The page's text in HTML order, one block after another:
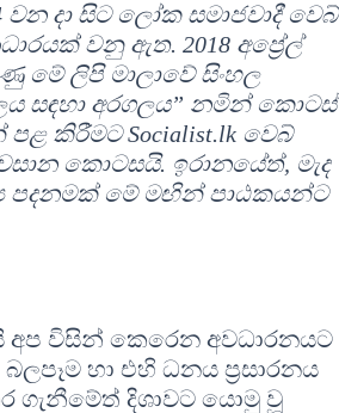
වන දා සිට ලෝක සමාජවාදී වෙබ්
වනු ඇත. 2018 අප්‍රේල්
ලිපි මාලාවේ සිංහල
සඳහා අරගලය” නමින් කොටස්
කිරීමට Socialist.lk වෙබ්
කොටසයි. ඉරානයේත්, මැද
පදනමක් මේ මඟින් පාඨකයන්ට
අප විසින් කෙරෙන අවධාරනයට
හා එහි ධනය ප‍්‍රසාරනය
ගැනීමේත් දිශාවට යොමු වූ